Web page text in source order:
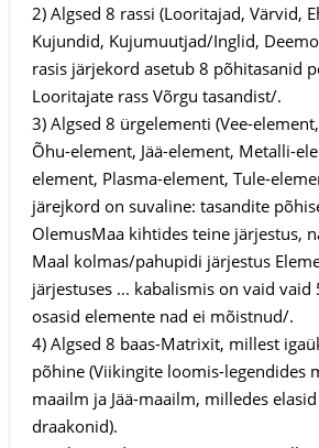
2) Algsed 8 rassi (Looritajad, Värvid,
Kujundid, Kujumuutjad/Inglid,
rasis järjekord asetub 8 põhitasanid
Looritajate rass Võrgu tasandist/.
3) Algsed 8 ürgelementi (Vee-
Õhu-element, Jää-element, Metalli-
element, Plasma-element, Tule-
järejkord on suvaline: tasandite
OlemusMaa kihtides teine järjestus,
Maal kolmas/pahupidi järjestus
järjestuses ... kabalismis on vaid vaid
osasid elemente nad ei mõistnud/.
4) Algsed 8 baas-Matrixit, millest
põhine (Viikingite loomis-legendides
maailm ja Jää-maailm, milledes
draakonid).